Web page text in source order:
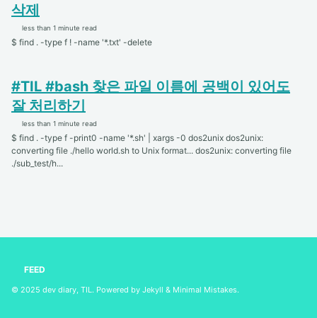
삭제
less than 1 minute read
$ find . -type f ! -name '*.txt' -delete
#TIL #bash 찾은 파일 이름에 공백이 있어도
잘 처리하기
less than 1 minute read
$ find . -type f -print0 -name '*.sh' | xargs -0 dos2unix dos2unix:
converting file ./hello world.sh to Unix format... dos2unix: converting file
./sub_test/h...
FEED
© 2025 dev diary, TIL. Powered by Jekyll & Minimal Mistakes.